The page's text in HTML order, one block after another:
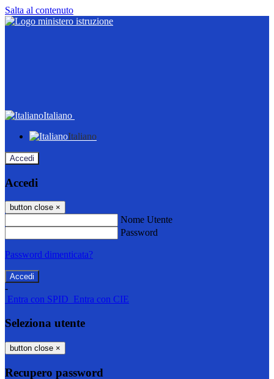
Salta al contenuto
Italiano
Italiano
Accedi
Accedi
button close ×
Nome Utente
Password
Password dimenticata?
-
Entra con SPID Entra con CIE
Seleziona utente
button close ×
Recupero password